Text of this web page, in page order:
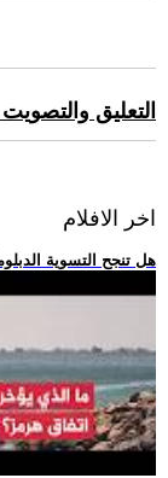
التعليق
اخر الافلام
.. هل تنجح التسوية